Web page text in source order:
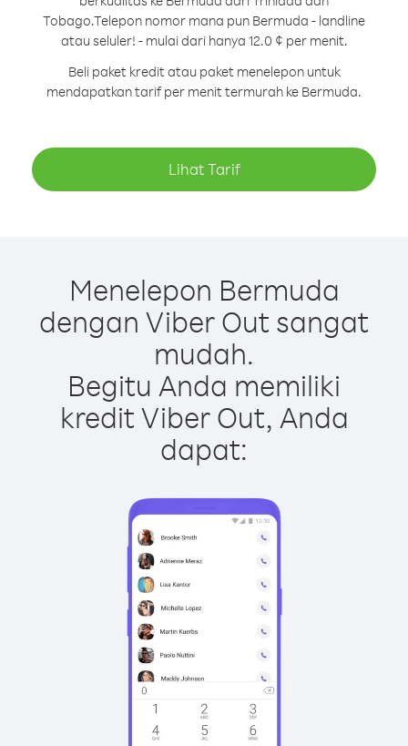
Tobago.Telepon nomor mana pun Bermuda - landline
atau seluler! - mulai dari hanya 12.0 ¢ per menit.
Beli paket kredit atau paket menelepon untuk
mendapatkan tarif per menit termurah ke Bermuda.
Lihat Tarif
Menelepon Bermuda
dengan Viber Out sangat
mudah.
Begitu Anda memiliki
kredit Viber Out, Anda
dapat: